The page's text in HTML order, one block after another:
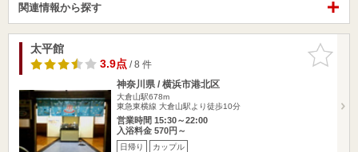
関連情報から探す
お気に入
りに追加
太平館
3.9点/ 8 件
神奈川県 / 横浜市港北区
大倉山駅678m
東急東横線 大倉山駅より徒歩10分
営業時間 15:30～22:00
入浴料金 570円～
日帰り カップル